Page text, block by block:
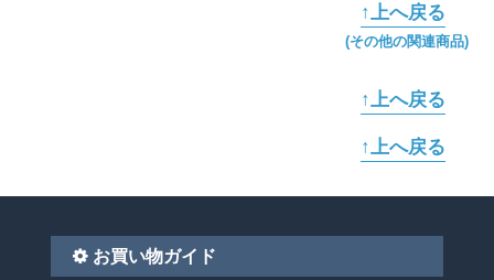
↑上へ戻る
(その他の関連商品)
↑上へ戻る
↑上へ戻る
お買い物ガイド